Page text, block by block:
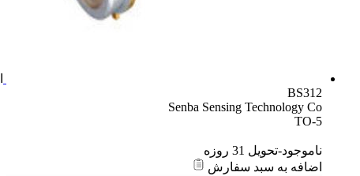
BS312
Senba Sensing Technology Co
TO-5
ناموجود-تحویل 31 روزه
اضافه به سبد سفارش